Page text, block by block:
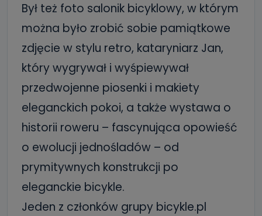
Był też foto salonik bicyklowy, w którym
można było zrobić sobie pamiątkowe
zdjęcie w stylu retro, kataryniarz Jan,
który wygrywał i wyśpiewywał
przedwojenne piosenki i makiety
eleganckich pokoi, a także wystawa o
historii roweru – fascynująca opowieść
o ewolucji jednośladów – od
prymitywnych konstrukcji po
eleganckie bicykle.
Jeden z członków grupy bicykle.pl